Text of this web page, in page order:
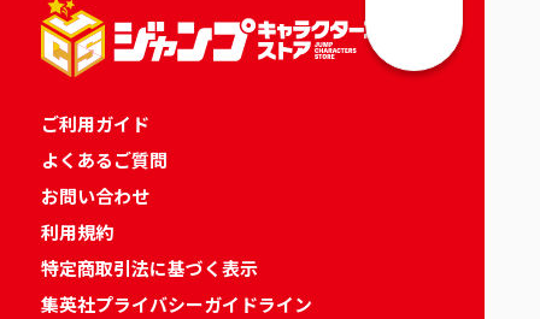
ご利用ガイド
よくあるご質問
お問い合わせ
利用規約
特定商取引法に基づく表示
集英社プライバシーガイドライン